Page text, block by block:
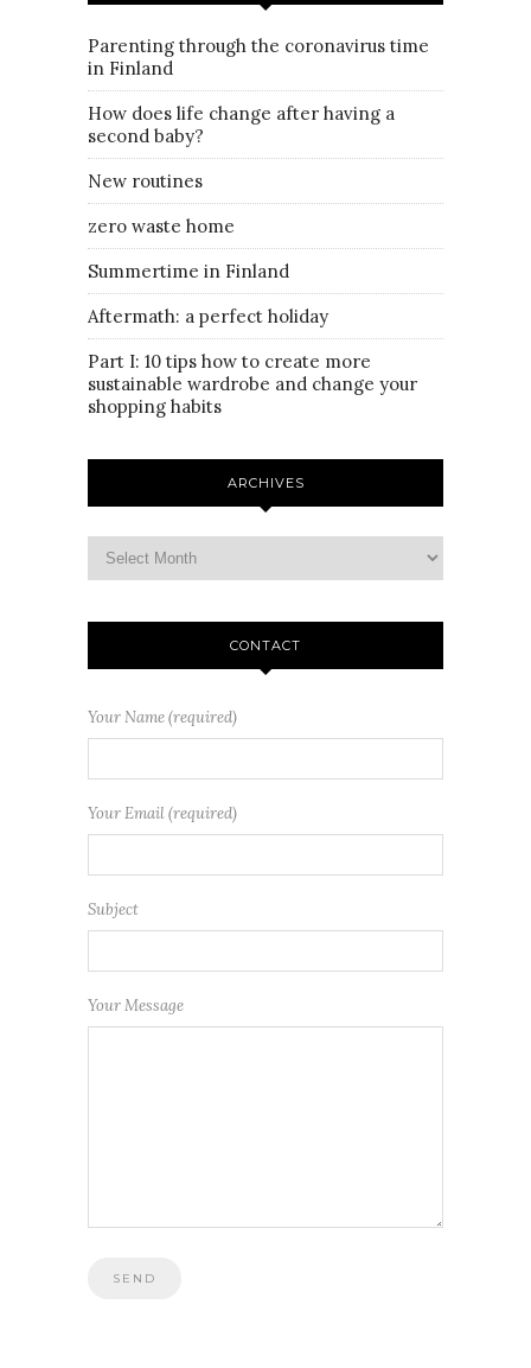
Parenting through the coronavirus time
in Finland
How does life change after having a
second baby?
New routines
zero waste home
Summertime in Finland
Aftermath: a perfect holiday
Part I: 10 tips how to create more
sustainable wardrobe and change your
shopping habits
ARCHIVES
CONTACT
Your Name (required)
Your Email (required)
Subject
Your Message